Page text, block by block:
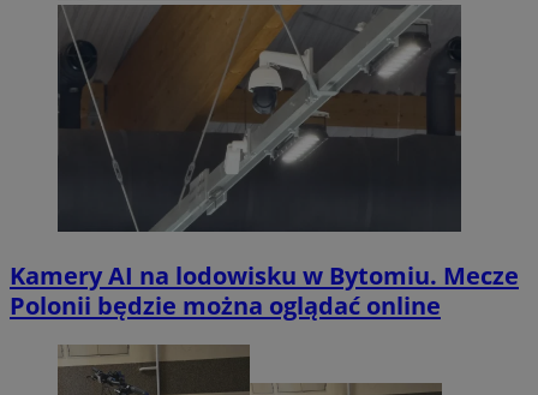
Kamery AI na lodowisku w Bytomiu. Mecze
Polonii będzie można oglądać online